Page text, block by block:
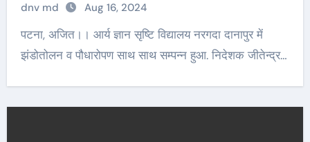
dnv md Aug 16, 2024
पटना, अजित।। आर्य ज्ञान सृष्टि विद्यालय नरगदा दानापुर में
झंडोतोलन व पौधारोपण साथ साथ सम्पन्न हुआ. निदेशक जीतेन्द्र…